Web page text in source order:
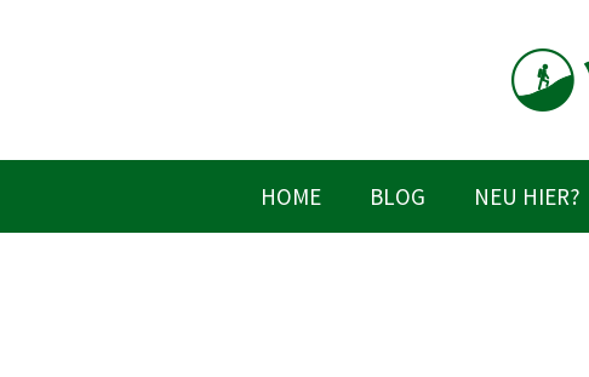
HOME BLOG NEU HIER?